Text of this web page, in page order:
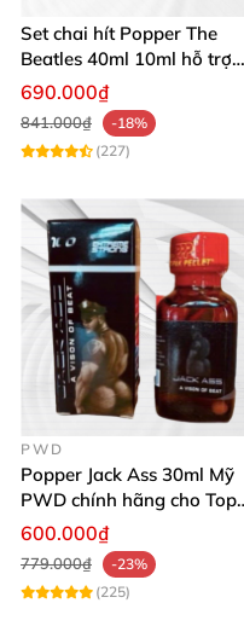
Set chai hít Popper The
Beatles 40ml 10ml hỗ trợ
giãn nở hậu môn cho Top
690.000₫
841.000₫
-18%
(227)
PWD
Popper Jack Ass 30ml Mỹ
PWD chính hãng cho Top
Bot
600.000₫
779.000₫
-23%
(225)